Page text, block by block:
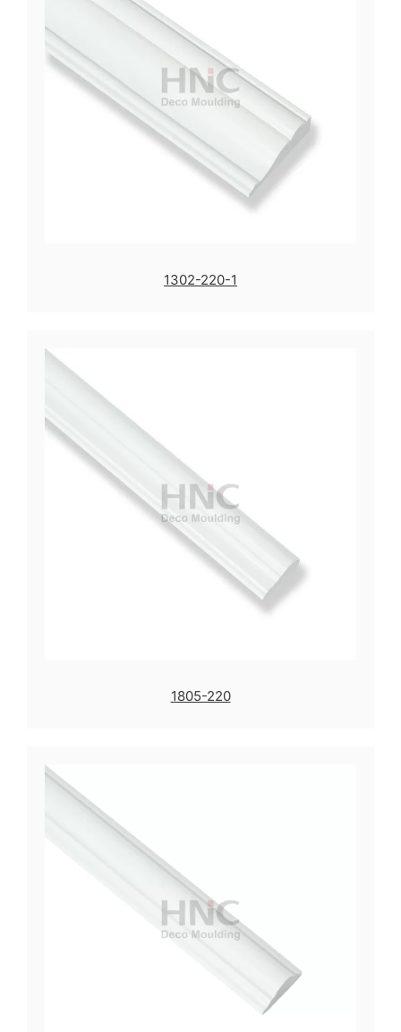
1302-220-1
1805-220